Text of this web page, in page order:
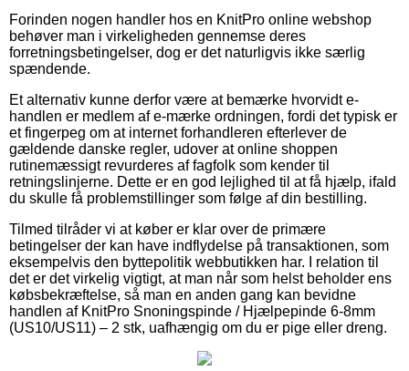
Forinden nogen handler hos en KnitPro online webshop
behøver man i virkeligheden gennemse deres
forretningsbetingelser, dog er det naturligvis ikke særlig
spændende.
Et alternativ kunne derfor være at bemærke hvorvidt e-
handlen er medlem af e-mærke ordningen, fordi det typisk er
et fingerpeg om at internet forhandleren efterlever de
gældende danske regler, udover at online shoppen
rutinemæssigt revurderes af fagfolk som kender til
retningslinjerne. Dette er en god lejlighed til at få hjælp, ifald
du skulle få problemstillinger som følge af din bestilling.
Tilmed tilråder vi at køber er klar over de primære
betingelser der kan have indflydelse på transaktionen, som
eksempelvis den byttepolitik webbutikken har. I relation til
det er det virkelig vigtigt, at man når som helst beholder ens
købsbekræftelse, så man en anden gang kan bevidne
handlen af KnitPro Snoningspinde / Hjælpepinde 6-8mm
(US10/US11) – 2 stk, uafhængig om du er pige eller dreng.